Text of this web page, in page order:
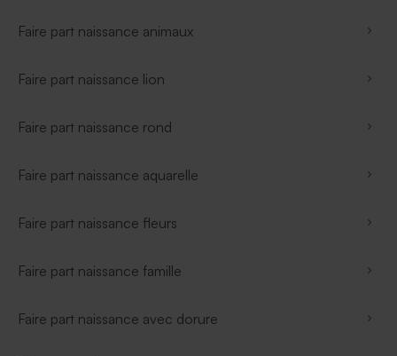
Faire part naissance animaux
Faire part naissance lion
Faire part naissance rond
Faire part naissance aquarelle
Faire part naissance fleurs
Faire part naissance famille
Faire part naissance avec dorure